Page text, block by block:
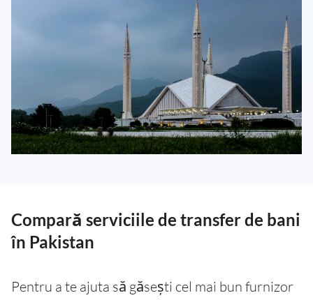
Compară serviciile de transfer de bani
în Pakistan
Pentru a te ajuta să găsești cel mai bun furnizor